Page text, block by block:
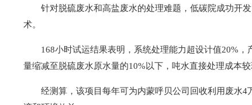
针对脱硫废水和高盐废水的处理难题，低碳院成功开发
术。
168小时试运结果表明，系统处理能力超设计值20%，
量缩减至脱硫废水原水量的10%以下，吨水直接处理成本较
经测算，该项目每年可为内蒙呼贝公司回收利用废水4